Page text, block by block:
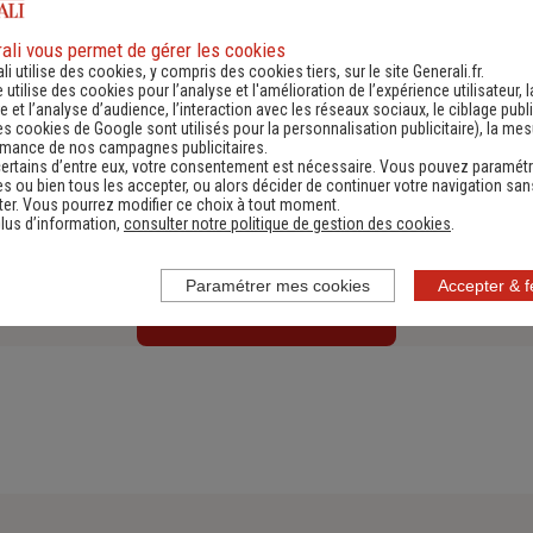
Les fortes chaleurs et les épisodes de canicule peuvent
représenter un danger pour votre santé et plus encore
pour celle de vos jeunes enfants ou de vos proches âgés.
Des précautions sont à prendre pour éviter les malaises
et les coups de chaleur. Nos conseils pour traverser la
canicule sans encombre.
Lire l'article
vous permet de gérer les cookies
utilise des cookies, y compris des cookies tiers, sur le site Generali.fr.
utilise des cookies pour l’analyse et l'amélioration de l’expérience utilisateur,
et l’analyse d’audience, l’interaction avec les réseaux sociaux, le ciblage
cookies de Google sont utilisés pour la personnalisation publicitaire), la
de nos campagnes publicitaires.
d’entre eux, votre consentement est nécessaire. Vous pouvez
ou bien tous les accepter, ou alors décider de continuer votre navigation
Vous pourrez modifier ce choix à tout moment.
d’information, consulter notre politique de gestion des cookies
Accepter &
Paramétrer mes cookies